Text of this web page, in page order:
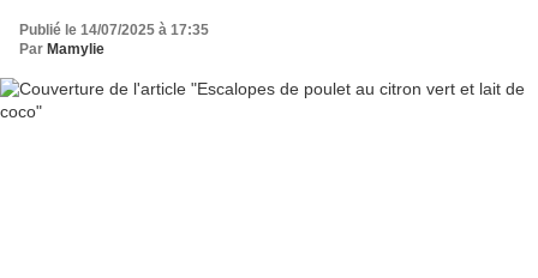
Publié le 14/07/2025 à 17:35
Par Mamylie